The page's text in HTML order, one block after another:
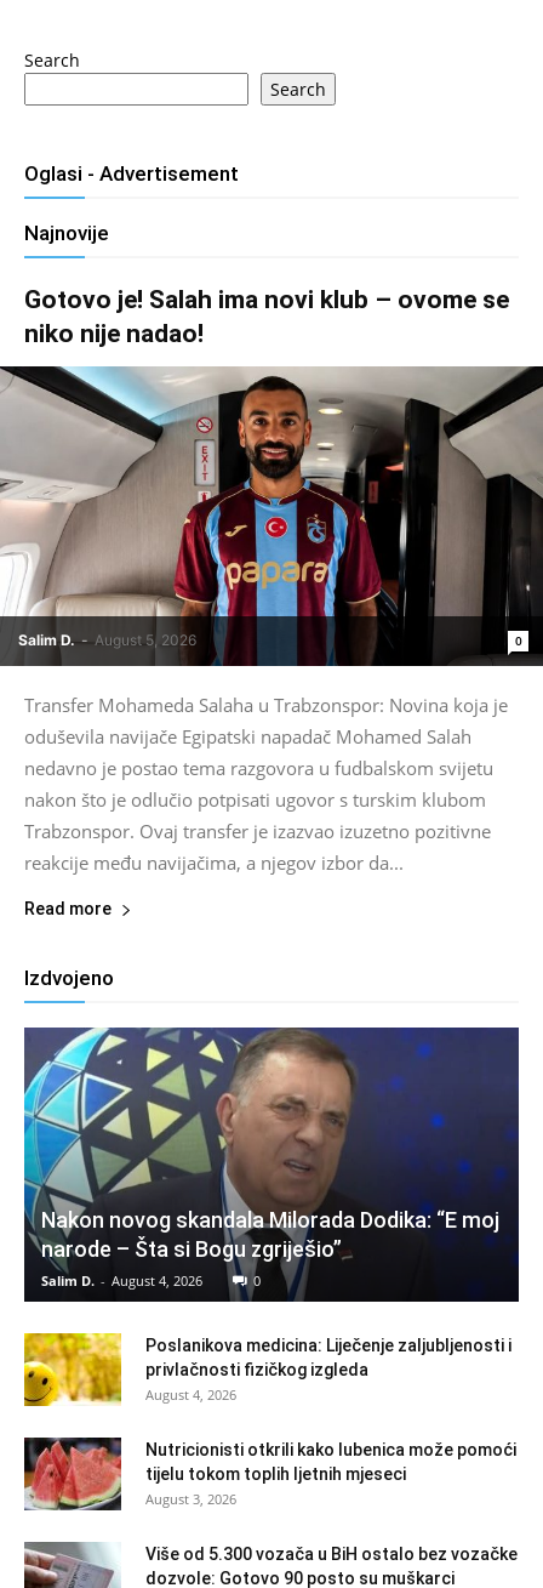
Search
Search
Oglasi - Advertisement
Najnovije
Gotovo je! Salah ima novi klub – ovome se
niko nije nadao!
Salim D. - August 5, 2026 0
Transfer Mohameda Salaha u Trabzonspor: Novina koja je
oduševila navijače Egipatski napadač Mohamed Salah
nedavno je postao tema razgovora u fudbalskom svijetu
nakon što je odlučio potpisati ugovor s turskim klubom
Trabzonspor. Ovaj transfer je izazvao izuzetno pozitivne
reakcije među navijačima, a njegov izbor da...
Read more
Izdvojeno
Nakon novog skandala Milorada Dodika: “E moj
narode – Šta si Bogu zgriješio”
Salim D. - August 4, 2026 0
Poslanikova medicina: Liječenje zaljubljenosti i
privlačnosti fizičkog izgleda
August 4, 2026
Nutricionisti otkrili kako lubenica može pomoći
tijelu tokom toplih ljetnih mjeseci
August 3, 2026
Više od 5.300 vozača u BiH ostalo bez vozačke
dozvole: Gotovo 90 posto su muškarci